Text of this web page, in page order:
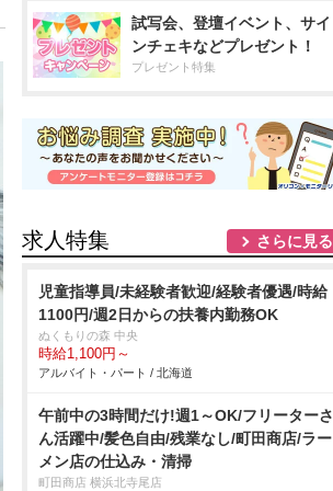
試写会、登壇イベント、サイ
ンチェキなどプレゼント！
プレゼント特集
求人特集 さらに見る
児童指導員/未経験者歓迎/経験者優遇/時給
1100円/週2日からの扶養内勤務OK
ぬくもりの森 中央
時給1,100円～
アルバイト・パート / 北海道
午前中の3時間だけ!週1～OK/フリーターさ
ん活躍中/髪色自由/残業なし/町田商店/ラー
メン店の仕込み・清掃
町田商店 横浜北寺尾店